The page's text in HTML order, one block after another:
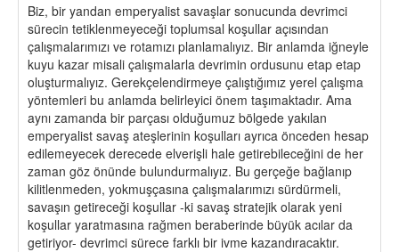
Biz, bir yandan emperyalist savaşlar sonucunda devrimci
sürecin tetiklenmeyeceği toplumsal koşullar açısından
çalışmalarımızı ve rotamızı planlamalıyız. Bir anlamda iğneyle
kuyu kazar misali çalışmalarla devrimin ordusunu etap etap
oluşturmalıyız. Gerekçelendirmeye çalıştığımız yerel çalışma
yöntemleri bu anlamda belirleyici önem taşımaktadır. Ama
aynı zamanda bir parçası olduğumuz bölgede yakılan
emperyalist savaş ateşlerinin koşulları ayrıca önceden hesap
edilemeyecek derecede elverişli hale getirebileceğini de her
zaman göz önünde bulundurmalıyız. Bu gerçeğe bağlanıp
kilitlenmeden, yokmuşçasına çalışmalarımızı sürdürmeli,
savaşın getireceği koşullar -ki savaş stratejik olarak yeni
koşullar yaratmasına rağmen beraberinde büyük acılar da
getiriyor- devrimci sürece farklı bir ivme kazandıracaktır.